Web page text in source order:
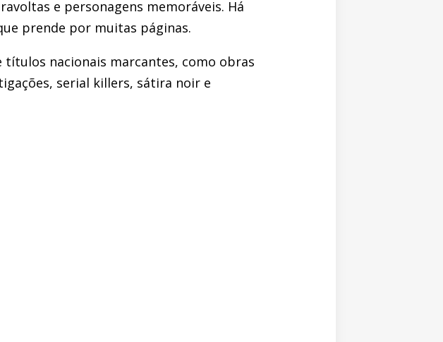
e personagens memoráveis. Há
prende por muitas páginas.
títulos nacionais marcantes, como obras
serial killers, sátira noir e